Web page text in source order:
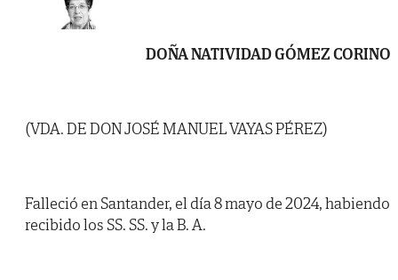
DOÑA NATIVIDAD GÓMEZ CORINO
(VDA. DE DON JOSÉ MANUEL VAYAS PÉREZ)
Falleció en Santander, el día 8 mayo de 2024, habiendo
recibido los SS. SS. y la B. A.